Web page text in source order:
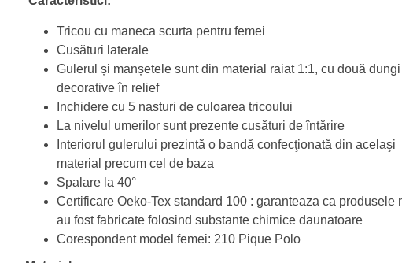
Tricou cu maneca scurta pentru femei
Cusături laterale
Gulerul și manșetele sunt din material raiat 1:1, cu două dungi
decorative în relief
Inchidere cu 5 nasturi de culoarea tricoului
La nivelul umerilor sunt prezente cusături de întărire
Interiorul gulerului prezintă o bandă confecţionată din acelaşi
material precum cel de baza
Spalare la 40°
Certificare Oeko-Tex standard 100 : garanteaza ca produsele
au fost fabricate folosind substante chimice daunatoare
Corespondent model femei: 210 Pique Polo